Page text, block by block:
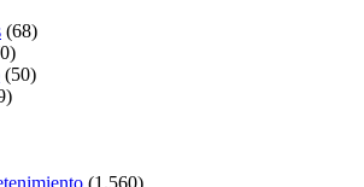
(68)
(50)